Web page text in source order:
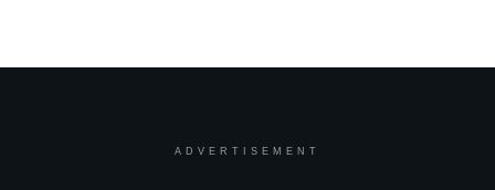
ADVERTISEMENT